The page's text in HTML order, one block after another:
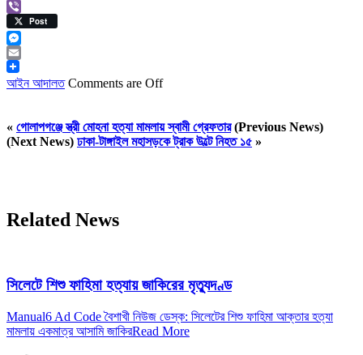
ViberPost
Messenger
Email
আইন আদালত Comments are Off
« গোলাপগঞ্জে স্ত্রী মোহনা হত্যা মামলায় স্বামী গ্রেফতার(Previous News)
(Next News) ঢাকা-টাঙ্গাইল মহাসড়কে ট্রাক উল্টে নিহত ১৫ »
Related News
সিলেটে শিশু ফাহিমা হত্যায় জাকিরের মৃত্যুদণ্ড
Manual6 Ad Code বৈশাখী নিউজ ডেস্ক: সিলেটের শিশু ফাহিমা আক্তার হত্যা
মামলায় একমাত্র আসামি জাকিরRead More